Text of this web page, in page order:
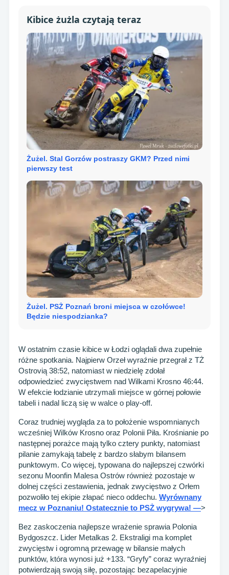
Kibice żużla czytają teraz
Żużel. Stal Gorzów postraszy GKM? Przed nimi
pierwszy test
Żużel. PSŻ Poznań broni miejsca w czołówce!
Będzie niespodzianka?
W ostatnim czasie kibice w Łodzi oglądali dwa zupełnie
różne spotkania. Najpierw Orzeł wyraźnie przegrał z TŻ
Ostrovią 38:52, natomiast w niedzielę zdołał
odpowiedzieć zwycięstwem nad Wilkami Krosno 46:44.
W efekcie łodzianie utrzymali miejsce w górnej połowie
tabeli i nadal liczą się w walce o play-off.
Coraz trudniej wygląda za to położenie wspomnianych
wcześniej Wilków Krosno oraz Polonii Piła. Krośnianie po
następnej porażce mają tylko cztery punkty, natomiast
pilanie zamykają tabelę z bardzo słabym bilansem
punktowym. Co więcej, typowana do najlepszej czwórki
sezonu Moonfin Malesa Ostrów również pozostaje w
dolnej części zestawienia, jednak zwycięstwo z Orłem
pozwoliło tej ekipie złapać nieco oddechu. Wyrównany
mecz w Poznaniu! Ostatecznie to PSŻ wygrywa! —>
Bez zaskoczenia najlepsze wrażenie sprawia Polonia
Bydgoszcz. Lider Metalkas 2. Ekstraligi ma komplet
zwycięstw i ogromną przewagę w bilansie małych
punktów, która wynosi już +133. “Gryfy” coraz wyraźniej
potwierdzają swoją siłę, pozostając bezapelacyjnie